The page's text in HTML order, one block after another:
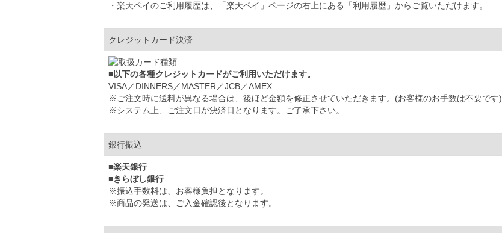
・楽天ペイのご利用履歴は、「楽天ペイ」ページの右上にある「利用履歴」からご覧いただけます。
クレジットカード決済
■以下の各種クレジットカードがご利用いただけます。
VISA／DINNERS／MASTER／JCB／AMEX
※ご注文時に送料が異なる場合は、後ほど金額を修正させていただきます。(お客様のお手数は不要です)
※システム上、ご注文日が決済日となります。ご了承下さい。
銀行振込
■楽天銀行
■きらぼし銀行
※振込手数料は、お客様負担となります。
※商品の発送は、ご入金確認後となります。